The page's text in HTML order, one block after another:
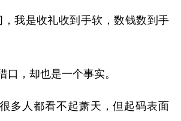
，我是收礼收到手软，数钱数到手
口，却也是一个事实。
多人都看不起萧天，但起码表面